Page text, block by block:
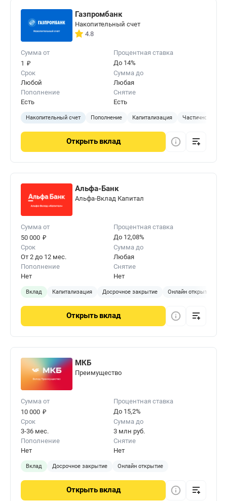
Газпромбанк
Накопительный счет
4.8
Сумма от
1 ₽
Процентная ставка
До 14%
Срок
Любой
Сумма до
Любая
Пополнение
Есть
Снятие
Есть
Накопительный счет Пополнение Капитализация Частичное
Открыть вклад
Альфа-Банк
Альфа‑Вклад Капитал
Сумма от
50 000 ₽
Процентная ставка
До 12,08%
Срок
От 2 до 12 мес.
Сумма до
Любая
Пополнение
Нет
Снятие
Нет
Вклад Капитализация Досрочное закрытие Онлайн открытие
Открыть вклад
МКБ
Преимущество
Сумма от
10 000 ₽
Процентная ставка
До 15,2%
Срок
3-36 мес.
Сумма до
3 млн руб.
Пополнение
Нет
Снятие
Нет
Вклад Досрочное закрытие Онлайн открытие
Открыть вклад